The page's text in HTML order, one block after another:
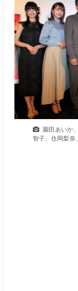
園田あいか
智子、住岡梨奈